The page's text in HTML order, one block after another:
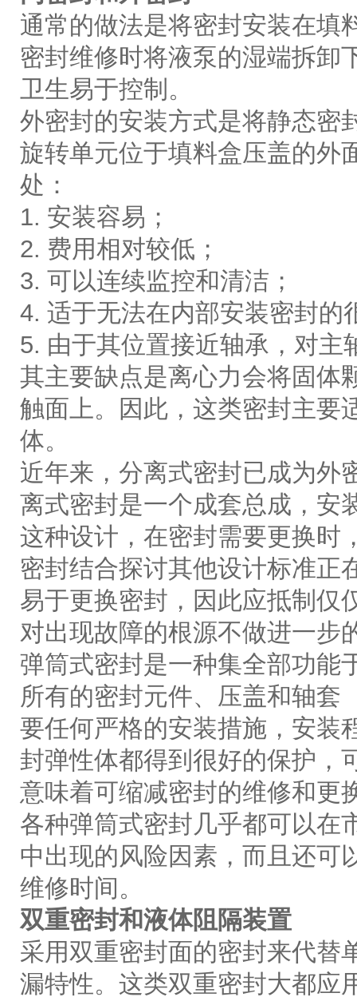
通常的做法是将密封安装在填
密封维修时将液泵的湿端拆卸
卫生易于控制。
外密封的安装方式是将静态密
旋转单元位于填料盒压盖的外
处：
1. 安装容易；
2. 费用相对较低；
3. 可以连续监控和清洁；
4. 适于无法在内部安装密封的
5. 由于其位置接近轴承，对主
其主要缺点是离心力会将固体
触面上。因此，这类密封主要
体。
近年来，分离式密封已成为外
离式密封是一个成套总成，安
这种设计，在密封需要更换时
密封结合探讨其他设计标准正
易于更换密封，因此应抵制仅
对出现故障的根源不做进一步
弹筒式密封是一种集全部功能
所有的密封元件、压盖和轴套
要任何严格的安装措施，安装
封弹性体都得到很好的保护，
意味着可缩减密封的维修和更
各种弹筒式密封几乎都可以在
中出现的风险因素，而且还可
维修时间。
双重密封和液体阻隔装置
采用双重密封面的密封来代替
漏特性。这类双重密封大都应